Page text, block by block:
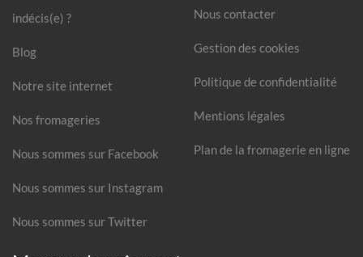
indécis(e) ?
Blog
Notre site internet
Nos fromageries
Nous sommes sur Facebook
Nous sommes sur Instagram
Nous sommes sur Twitter
Nous contacter
Gestion des cookies
Politique de confidentialité
Mentions légales
Plan de la fromagerie en ligne